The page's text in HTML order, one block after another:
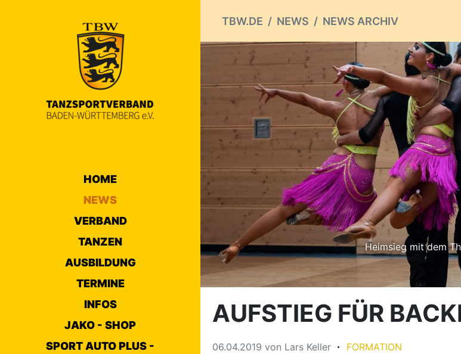
HOME
NEWS
VERBAND
TANZEN
AUSBILDUNG
TERMINE
INFOS
JAKO - SHOP
SPORT AUTO PLUS -
TBW.DE NEWS NEWS ARCHIV
Heimsieg mit dem
AUFSTIEG FÜR
06.04.2019 von Lars Keller FORMATION